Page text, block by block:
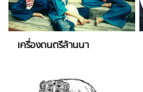
เครื่องดนตรีล้านนา